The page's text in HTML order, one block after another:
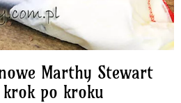
Marthy Stewart
krok po kroku